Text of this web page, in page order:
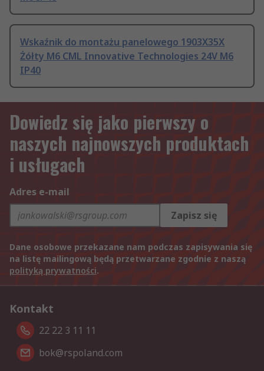
Wskaźnik do montażu panelowego 1903X35X
Żółty M6 CML Innovative Technologies 24V M6
IP40
Dowiedz się jako pierwszy o
naszych najnowszych produktach
i usługach
Adres e-mail
Zapisz się
Dane osobowe przekazane nam podczas zapisywania się
na listę mailingową będą przetwarzane zgodnie z naszą
polityką prywatności.
Kontakt
22 22 3 11 11
bok@rspoland.com